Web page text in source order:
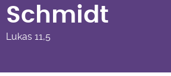
Schmidt
Lukas 11,5